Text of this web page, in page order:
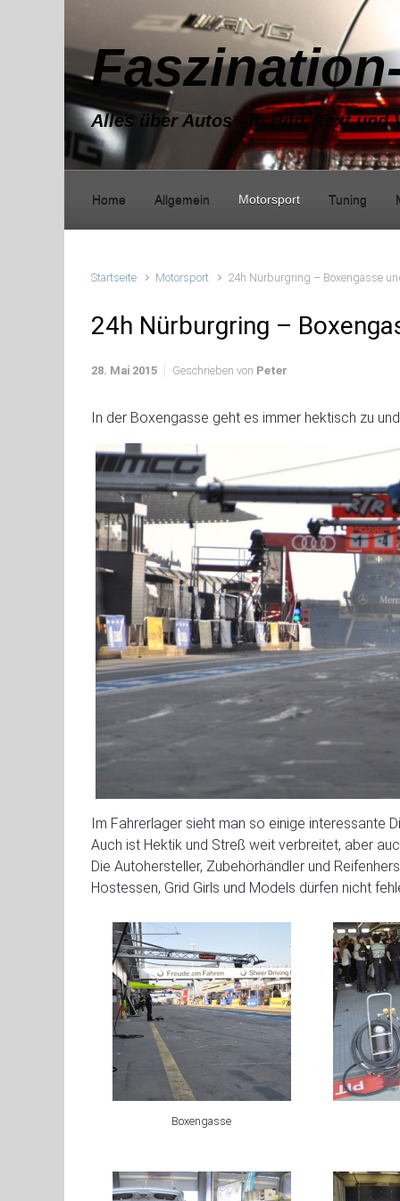
Zum Hauptinhalt springen
Alles über Autos - in Bild, Text und
Home Allgemein Motorsport Tuning
Startseite Motorsport 24h Nürburgring – Boxengasse
24h Nürburgring –
28. Mai 2015 Geschrieben von Peter
In der Boxengasse geht es immer hektisch zu
Im Fahrerlager sieht man so einige interessante
Auch ist Hektik und Streß weit verbreitet, aber
Die Autohersteller, Zubehörhändler und
Hostessen, Grid Girls und Models dürfen nicht
Boxengasse